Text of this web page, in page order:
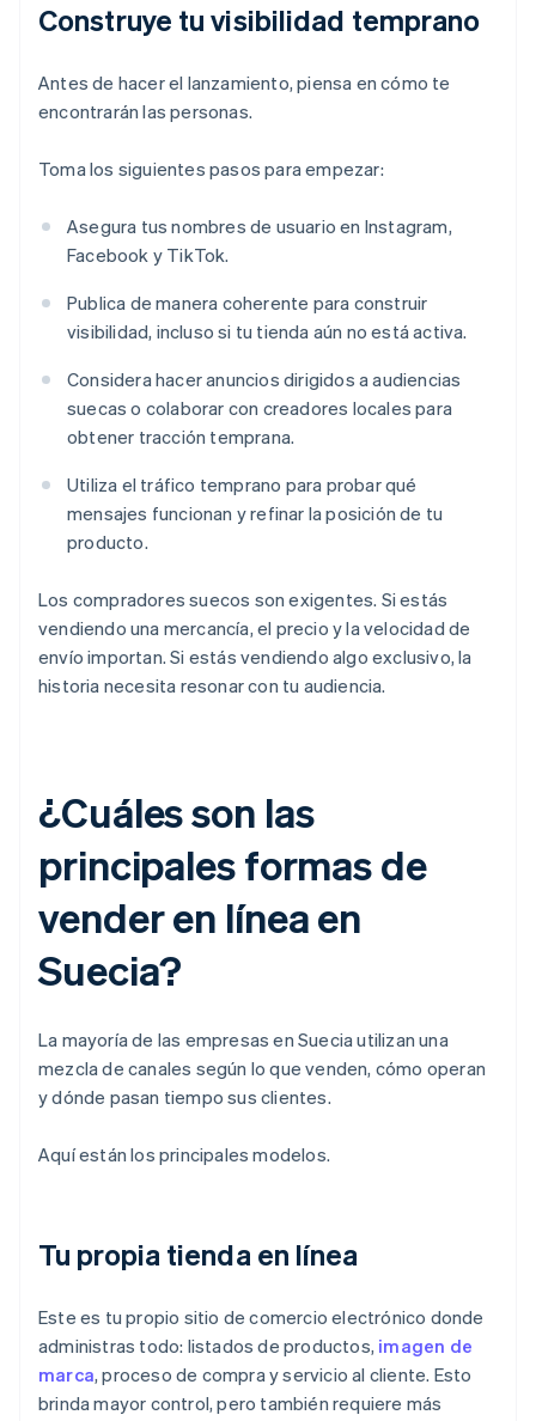
Construye tu visibilidad temprano
Antes de hacer el lanzamiento, piensa en cómo te
encontrarán las personas.
Toma los siguientes pasos para empezar:
Asegura tus nombres de usuario en Instagram,
Facebook y TikTok.
Publica de manera coherente para construir
visibilidad, incluso si tu tienda aún no está activa.
Considera hacer anuncios dirigidos a audiencias
suecas o colaborar con creadores locales para
obtener tracción temprana.
Utiliza el tráfico temprano para probar qué
mensajes funcionan y refinar la posición de tu
producto.
Los compradores suecos son exigentes. Si estás
vendiendo una mercancía, el precio y la velocidad de
envío importan. Si estás vendiendo algo exclusivo, la
historia necesita resonar con tu audiencia.
¿Cuáles son las
principales formas de
vender en línea en
Suecia?
La mayoría de las empresas en Suecia utilizan una
mezcla de canales según lo que venden, cómo operan
y dónde pasan tiempo sus clientes.
Aquí están los principales modelos.
Tu propia tienda en línea
Este es tu propio sitio de comercio electrónico donde
administras todo: listados de productos, imagen de
marca, proceso de compra y servicio al cliente. Esto
brinda mayor control, pero también requiere más